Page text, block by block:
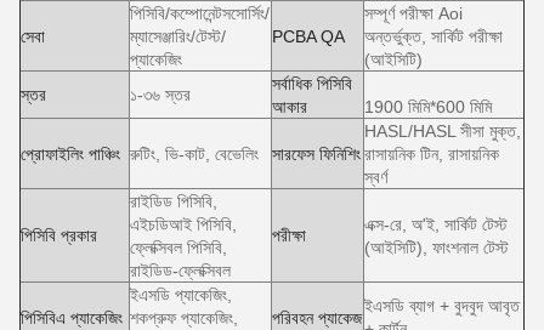
সেবা
পিসিবি/কম্পোনেন্টসসোর্সিং/
ম্যাসেঞ্জারিং/টেস্ট/
প্যাকেজিং
PCBA QA
সম্পূর্ণ পরীক্ষা Aoi
অন্তর্ভুক্ত, সার্কিট পরীক্ষা
(আইসিটি)
স্তর
১-৩৬ স্তর
সর্বাধিক পিসিবি
আকার
1900 মিমি*600 মিমি
প্রোফাইলিং পাঞ্চিং রুটিং, ভি-কাট, বেভেলিং সারফেস ফিনিশিং
HASL/HASL সীসা মুক্ত,
রাসায়নিক টিন, রাসায়নিক
স্বর্ণ
পিসিবি প্রকার
রাইডিড পিসিবি,
এইচডিআই পিসিবি,
ফ্লেক্সিবল পিসিবি,
রাইডিড-ফ্লেক্সিবল
পরীক্ষা
এক্স-রে, অ'ই, সার্কিট টেস্ট
(আইসিটি), ফাংশনাল টেস্ট
পিসিবিএ প্যাকেজিং
ইএসডি প্যাকেজিং,
শকপ্রুফ প্যাকেজিং,
পরিবহন প্যাকেজ
ইএসডি ব্যাগ + বুদবুদ আবৃত